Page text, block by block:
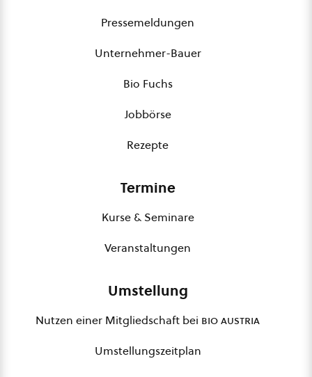
Pressemeldungen
Unternehmer-Bauer
Bio Fuchs
Jobbörse
Rezepte
Termine
Kurse & Seminare
Veranstaltungen
Umstellung
Nutzen einer Mitgliedschaft bei bio austria
Umstellungszeitplan